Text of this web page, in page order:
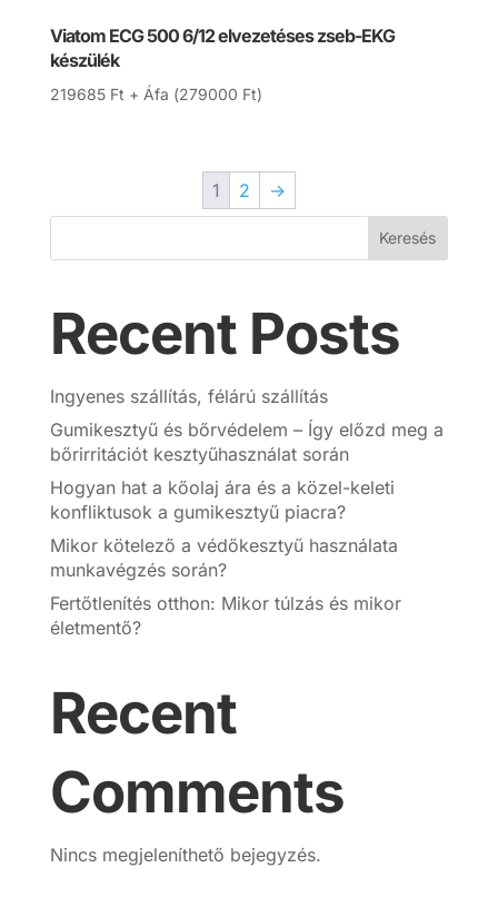
Viatom ECG 500 6/12 elvezetéses zseb-EKG
készülék
219685 Ft + Áfa (279000 Ft)
1 2 →
Keresés
Recent Posts
Ingyenes szállítás, félárú szállítás
Gumikesztyű és bőrvédelem – Így előzd meg a
bőrirritációt kesztyűhasználat során
Hogyan hat a kőolaj ára és a közel-keleti
konfliktusok a gumikesztyű piacra?
Mikor kötelező a védőkesztyű használata
munkavégzés során?
Fertőtlenítés otthon: Mikor túlzás és mikor
életmentő?
Recent
Comments
Nincs megjeleníthető bejegyzés.